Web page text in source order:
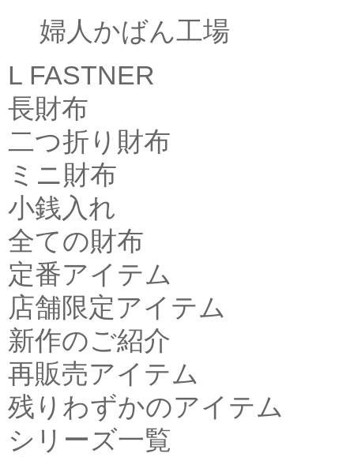
婦人かばん工場
L FASTNER
長財布
二つ折り財布
ミニ財布
小銭入れ
全ての財布
定番アイテム
店舗限定アイテム
新作のご紹介
再販売アイテム
残りわずかのアイテム
シリーズ一覧